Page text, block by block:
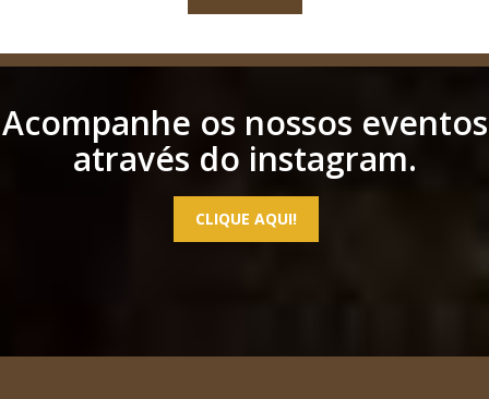
Acompanhe os nossos eventos
através do instagram.
CLIQUE AQUI!